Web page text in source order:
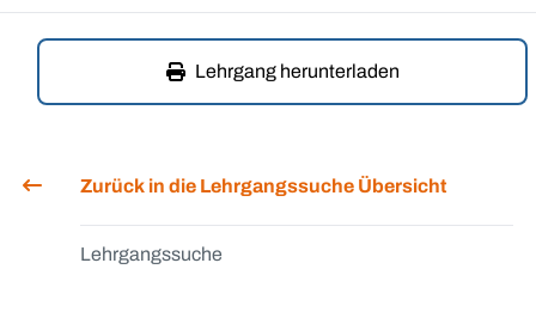
Lehrgang herunterladen
Zurück in die Lehrgangssuche Übersicht
Lehrgangssuche